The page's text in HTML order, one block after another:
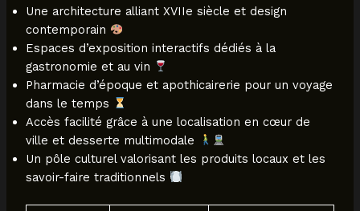
Une architecture alliant XVIIe siècle et design
contemporain
Espaces d’exposition interactifs dédiés à la
gastronomie et au vin
Pharmacie d’époque et apothicairerie pour un voyage
dans le temps
Accès facilité grâce à une localisation en cœur de
ville et desserte multimodale
Un pôle culturel valorisant les produits locaux et les
savoir-faire traditionnels